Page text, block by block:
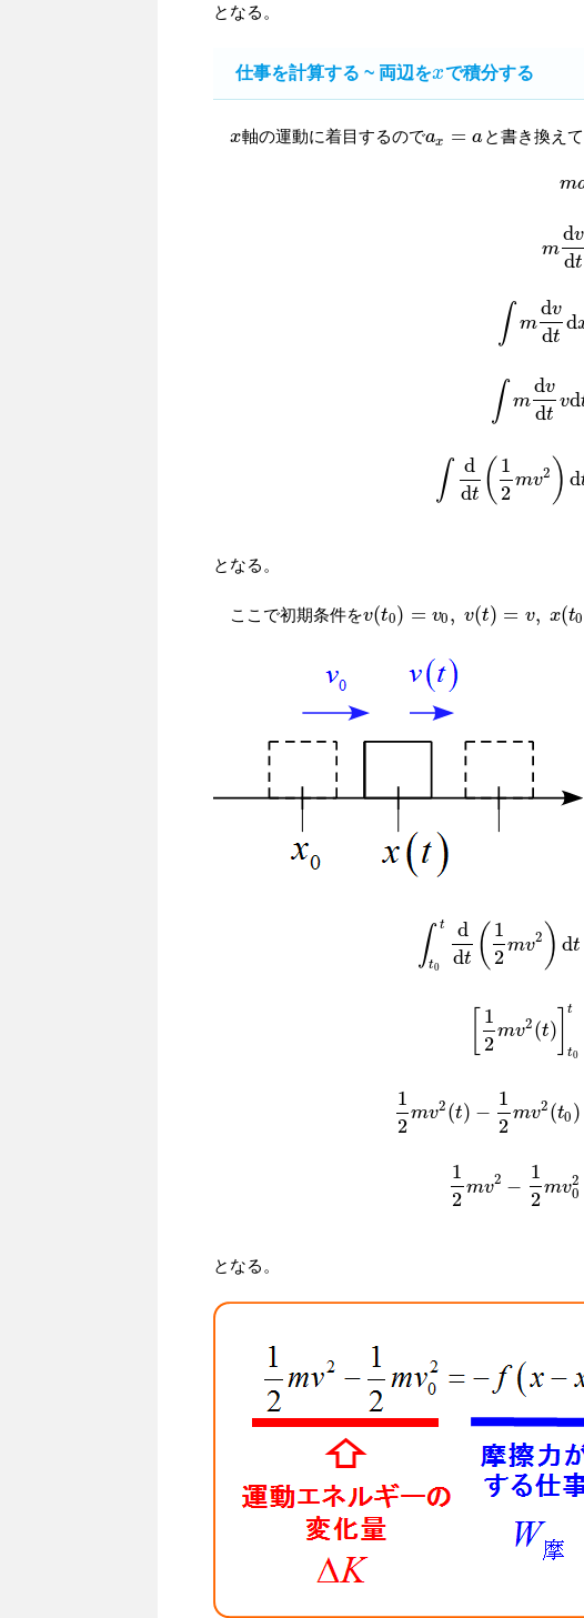
となる。
仕事を計算する ~ 両辺をx
x で積分する
x
x軸の運動に着目するのでax = a
ax=a と書き換え
m
m
dv
dt
∫ m
dv
dt
d
∫ m
dv
dt
vd
∫
d
dt ( 1
2
mv2 ) d
dv −f)∫
となる。
ここで初期条件をv(t0) = v0, v(t) = v, x(t0
v(t0) = v0, v(t) =v, x ( 0) =x0 x(t)
∫ t
t0
d
dt ( 1
2
mv2 ) dt
1
2
mv2(t)
t
t0
1
2
mv2(t) −
1
2
mv2 (t0)
1
2
mv2 −
1
2
mv2
0
)d
となる。